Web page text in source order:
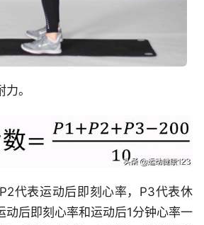
。
代表运动后即刻心率，P3代表休
动后即刻心率和运动后1分钟心率一